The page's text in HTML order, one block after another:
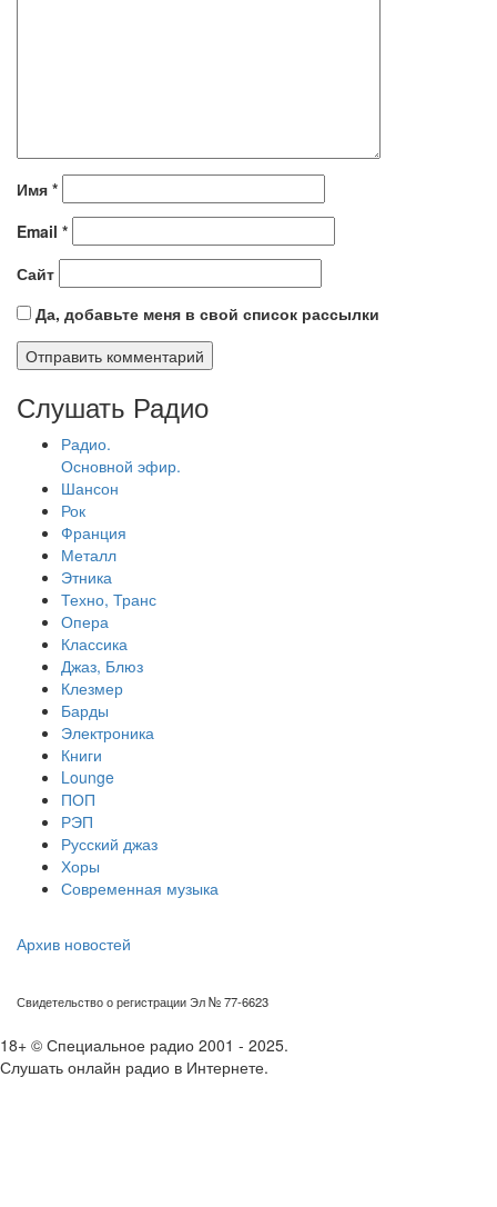
Имя *
Email *
Сайт
Да, добавьте меня в свой список рассылки
Слушать Радио
Радио.
Основной эфир.
Шансон
Рок
Франция
Металл
Этника
Техно, Транс
Опера
Классика
Джаз, Блюз
Клезмер
Барды
Электроника
Книги
Lounge
ПОП
РЭП
Русский джаз
Хоры
Современная музыка
Архив новостей
Свидетельство о регистрации Эл № 77-6623
18+ © Специальное радио 2001 - 2025.
Слушать онлайн радио в Интернете.